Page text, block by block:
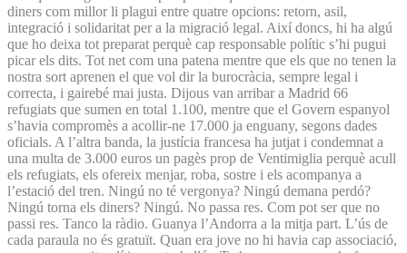
diners com millor li plagui entre quatre opcions: retorn, asil,
integració i solidaritat per a la migració legal. Així doncs, hi ha algú
que ho deixa tot preparat perquè cap responsable polític s’hi pugui
picar els dits. Tot net com una patena mentre que els que no tenen la
nostra sort aprenen el que vol dir la burocràcia, sempre legal i
correcta, i gairebé mai justa. Dijous van arribar a Madrid 66
refugiats que sumen en total 1.100, mentre que el Govern espanyol
s’havia compromès a acollir-ne 17.000 ja enguany, segons dades
oficials. A l’altra banda, la justícia francesa ha jutjat i condemnat a
una multa de 3.000 euros un pagès prop de Ventimiglia perquè acull
els refugiats, els ofereix menjar, roba, sostre i els acompanya a
l’estació del tren. Ningú no té vergonya? Ningú demana perdó?
Ningú torna els diners? Ningú. No passa res. Com pot ser que no
passi res. Tanco la ràdio. Guanya l’Andorra a la mitja part. L’ús de
cada paraula no és gratuït. Quan era jove no hi havia cap associació,